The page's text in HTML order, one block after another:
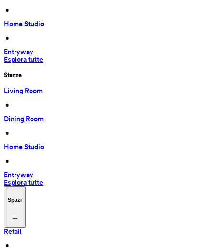
•
Home Studio
•
Entryway
Esplora tutte
Stanze
Living Room
•
Dining Room
•
Home Studio
•
Entryway
Esplora tutte
Spazi
Retail
•